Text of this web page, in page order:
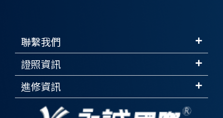
聯繫我們
證照資訊
進修資訊